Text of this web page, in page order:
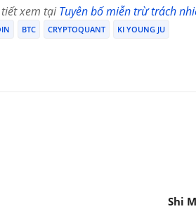
xem tạiTuyên bố miễn trừ trách
BTC CRYPTOQUANT KI YOUNG JU
Shi